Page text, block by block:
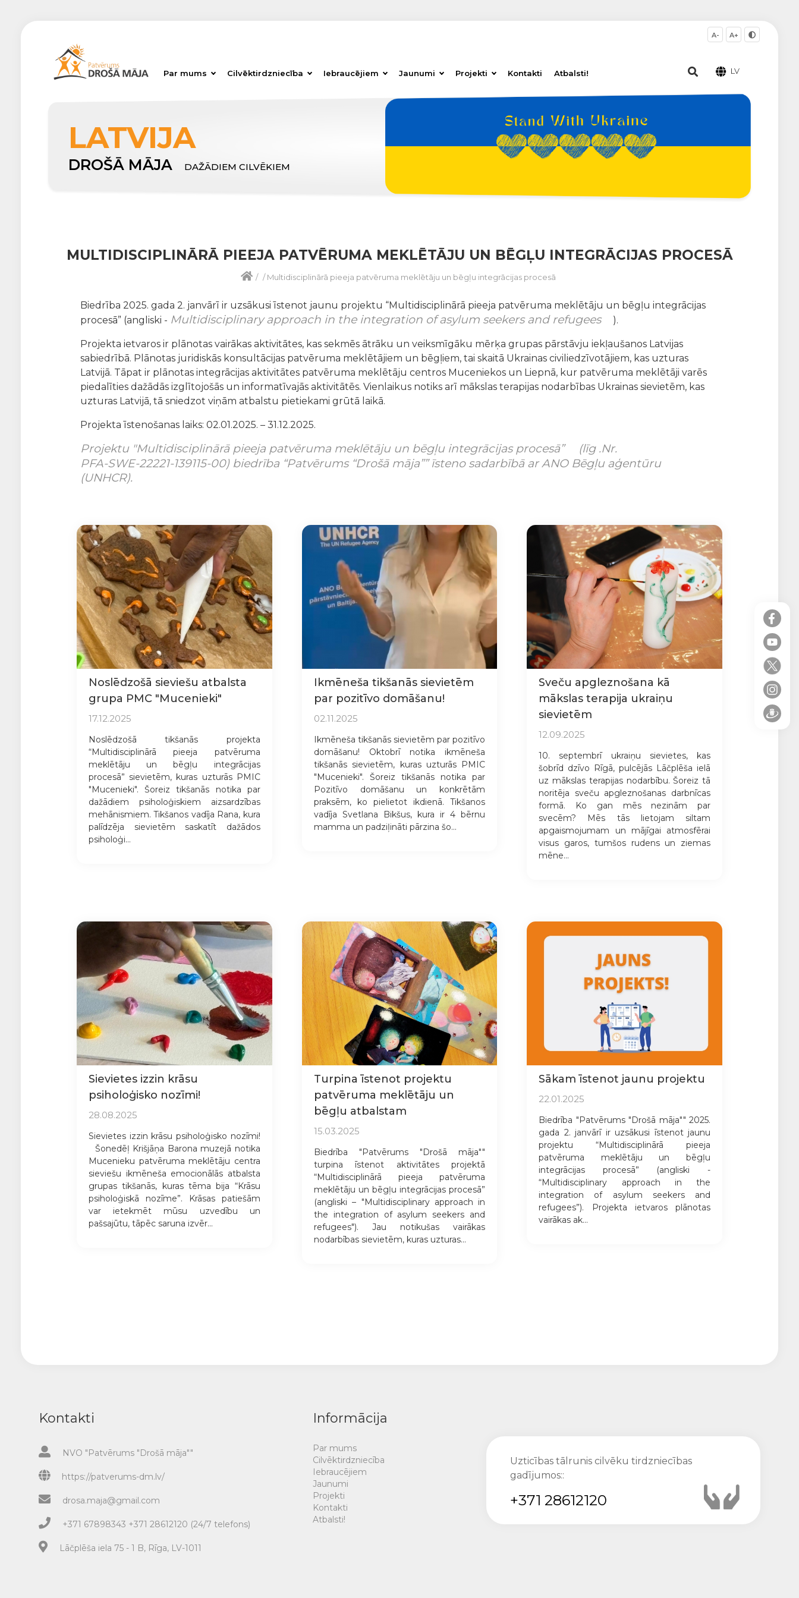
Par mums Cilvēktirdzniecība Iebraucējiem Jaunumi Projekti Kontakti Atbalsti!
A- A+
LV
LATVIJA
DROŠĀ MĀJA DAŽĀDIEM CILVĒKIEM
MULTIDISCIPLINĀRĀ PIEEJA PATVĒRUMA MEKLĒTĀJU UN BĒGĻU INTEGRĀCIJAS PROCESĀ
/ /Multidisciplinārā pieeja patvēruma meklētāju un bēgļu integrācijas procesā
Biedrība 2025. gada 2. janvārī ir uzsākusi īstenot jaunu projektu “Multidisciplinārā pieeja patvēruma meklētāju un bēgļu integrācijas
procesā” (angliski - Multidisciplinary approach in the integration of asylum seekers and refugees ).
Projekta ietvaros ir plānotas vairākas aktivitātes, kas sekmēs ātrāku un veiksmīgāku mērķa grupas pārstāvju iekļaušanos Latvijas
sabiedrībā. Plānotas juridiskās konsultācijas patvēruma meklētājiem un bēgļiem, tai skaitā Ukrainas civiliedzīvotājiem, kas uzturas
Latvijā. Tāpat ir plānotas integrācijas aktivitātes patvēruma meklētāju centros Muceniekos un Liepnā, kur patvēruma meklētāji varēs
piedalīties dažādās izglītojošās un informatīvajās aktivitātēs. Vienlaikus notiks arī mākslas terapijas nodarbības Ukrainas sievietēm, kas
uzturas Latvijā, tā sniedzot viņām atbalstu pietiekami grūtā laikā.
Projekta īstenošanas laiks: 02.01.2025. – 31.12.2025.
Projektu "Multidisciplinārā pieeja patvēruma meklētāju un bēgļu integrācijas procesā”
(līg .Nr.
PFA-SWE-22221-139115-00) biedrība “Patvērums “Drošā māja”” īsteno sadarbībā ar ANO Bēgļu aģentūru
(UNHCR).
Noslēdzošā sieviešu atbalsta
grupa PMC "Mucenieki"
17.12.2025
Noslēdzošā tikšanās projekta
“Multidisciplinārā pieeja patvēruma
meklētāju un bēgļu integrācijas
procesā” sievietēm, kuras uzturās PMIC
"Mucenieki". Šoreiz tikšanās notika par
dažādiem psiholoģiskiem aizsardzības
mehānismiem. Tikšanos vadīja Rana, kura
palīdzēja sievietēm saskatīt dažādos
psiholoģi...
Ikmēneša tikšanās sievietēm
par pozitīvo domāšanu!
02.11.2025
Ikmēneša tikšanās sievietēm par pozitīvo
domāšanu! Oktobrī notika ikmēneša
tikšanās sievietēm, kuras uzturās PMIC
"Mucenieki". Šoreiz tikšanās notika par
Pozitīvo domāšanu un konkrētām
praksēm, ko pielietot ikdienā. Tikšanos
vadīja Svetlana Bikšus, kura ir 4 bērnu
mamma un padziļināti pārzina šo...
Sveču apgleznošana kā
mākslas terapija ukraiņu
sievietēm
12.09.2025
10. septembrī ukraiņu sievietes, kas
šobrīd dzīvo Rīgā, pulcējās Lāčplēša ielā
uz mākslas terapijas nodarbību. Šoreiz tā
noritēja sveču apgleznošanas darbnīcas
formā. Ko gan mēs nezinām par
svecēm? Mēs tās lietojam siltam
apgaismojumam un mājīgai atmosfērai
visus garos, tumšos rudens un ziemas
mēne...
Sievietes izzin krāsu
psiholoģisko nozīmi!
28.08.2025
Sievietes izzin krāsu psiholoģisko nozīmi!
Šonedēļ Krišjāņa Barona muzejā notika
Mucenieku patvēruma meklētāju centra
sieviešu ikmēneša emocionālās atbalsta
grupas tikšanās, kuras tēma bija “Krāsu
psiholoģiskā nozīme”. Krāsas patiešām
var ietekmēt mūsu uzvedību un
pašsajūtu, tāpēc saruna izvēr...
Turpina īstenot projektu
patvēruma meklētāju un
bēgļu atbalstam
15.03.2025
Biedrība "Patvērums "Drošā māja""
turpina īstenot aktivitātes projektā
“Multidisciplinārā pieeja patvēruma
meklētāju un bēgļu integrācijas procesā”
(angliski – "Multidisciplinary approach in
the integration of asylum seekers and
refugees"). Jau notikušas vairākas
nodarbības sievietēm, kuras uzturas...
Sākam īstenot jaunu projektu
22.01.2025
Biedrība "Patvērums "Drošā māja"" 2025.
gada 2. janvārī ir uzsākusi īstenot jaunu
projektu “Multidisciplinārā pieeja
patvēruma meklētāju un bēgļu
integrācijas procesā” (angliski -
“Multidisciplinary approach in the
integration of asylum seekers and
refugees”). Projekta ietvaros plānotas
vairākas ak...
Kontakti
NVO "Patvērums "Drošā māja""
https://patverums-dm.lv/
drosa.maja@gmail.com
+371 67898343 +371 28612120 (24/7 telefons)
Lāčplēša iela 75 - 1 B, Rīga, LV-1011
Informācija
Par mums
Cilvēktirdzniecība
Iebraucējiem
Jaunumi
Projekti
Kontakti
Atbalsti!
Uzticības tālrunis cilvēku tirdzniecības
gadījumos::
+371 28612120